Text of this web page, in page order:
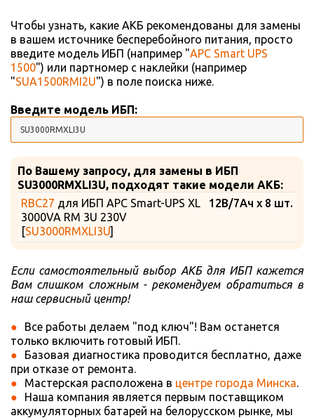
Чтобы узнать, какие АКБ рекомендованы для замены
в вашем источнике бесперебойного питания, просто
введите модель ИБП (например "APC Smart UPS
1500") или партномер с наклейки (например
"SUA1500RMI2U") в поле поиска ниже.
Введите модель ИБП:
По Вашему запросу, для замены в ИБП
SU3000RMXLI3U, подходят такие модели АКБ:
12В/7Ач x 8 шт.
RBC27 для ИБП APC Smart-UPS XL
3000VA RM 3U 230V
[SU3000RMXLI3U]
Если самостоятельный выбор АКБ для ИБП кажется
Вам слишком сложным - рекомендуем обратиться в
наш сервисный центр!
Все работы делаем "под ключ"! Вам останется
только включить готовый ИБП.
Базовая диагностика проводится бесплатно, даже
при отказе от ремонта.
Мастерская расположена в центре города Минска.
Наша компания является первым поставщиком
аккумуляторных батарей на белорусском рынке, мы